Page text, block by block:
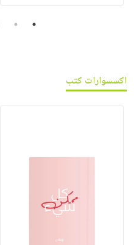
1
2
اكسسوارات كتب